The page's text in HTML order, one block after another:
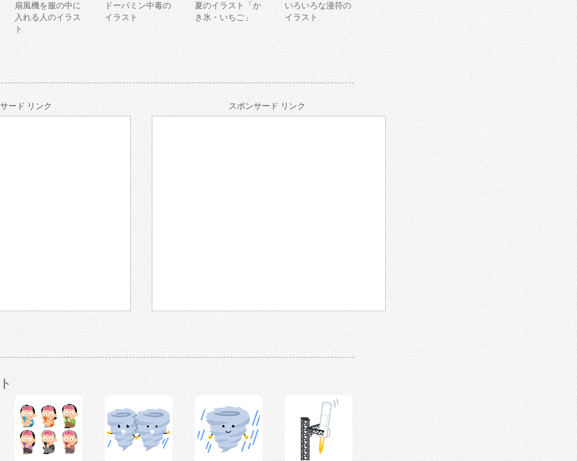
扇風機を服の中に
入れる人のイラス
ト
ドーパミン中毒の
イラスト
夏のイラスト「か
き氷・いちご」
いろいろな漫符の
イラスト
ード リンク スポンサード リンク